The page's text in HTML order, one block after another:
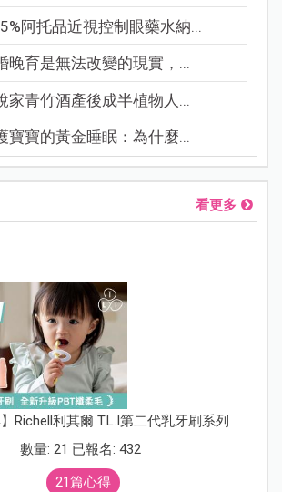
阿托品近視控制眼藥水納...
晚育是無法改變的現實，...
家青竹酒產後成半植物人...
寶寶的黃金睡眠：為什麼...
看更多
】Richell利其爾 T.L.I第二代乳牙刷系列
數量: 21 已報名: 432
21篇心得